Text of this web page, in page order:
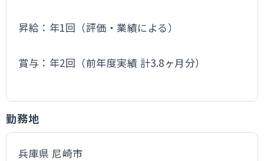
昇給：年1回（評価・業績による）
賞与：年2回（前年度実績 計3.8ヶ月分）
勤務地
兵庫県 尼崎市